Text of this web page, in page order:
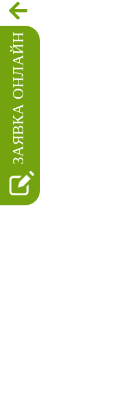
ЗАЯВКА ОНЛАЙН